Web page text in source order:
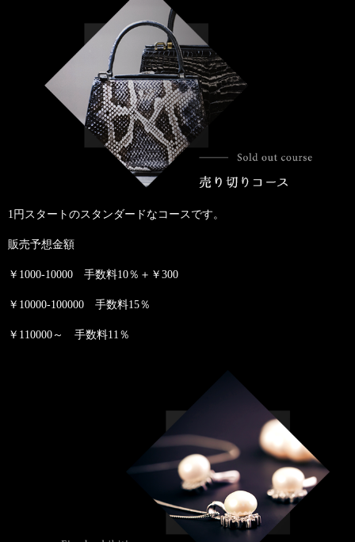
1円スタートのスタンダードなコースです。
販売予想金額
￥1000-10000 手数料10％＋￥300
￥10000-100000 手数料15％
￥110000～ 手数料11％